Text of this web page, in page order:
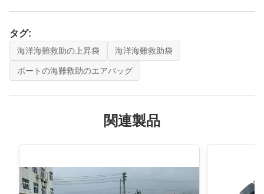
タグ:
海洋海難救助の上昇袋 海洋海難救助袋
ボートの海難救助のエアバッグ
関連製品